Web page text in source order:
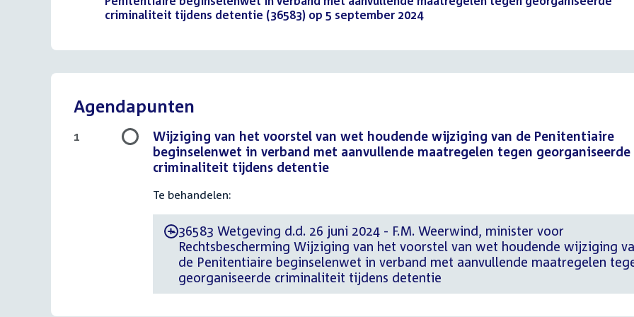
criminaliteit tijdens detentie (36583) op 5 september 2024(PDF)
Agendapunten
Wijziging van het voorstel van wet houdende wijziging van de Penitentiaire
beginselenwet in verband met aanvullende maatregelen tegen georganiseerde
criminaliteit tijdens detentie
Te behandelen:
-36583 Wetgeving d.d. 26 juni 2024 - F.M. Weerwind, minister voor
Rechtsbescherming Wijziging van het voorstel van wet houdende wijziging
de Penitentiaire beginselenwet in verband met aanvullende maatregelen
georganiseerde criminaliteit tijdens detentie
1